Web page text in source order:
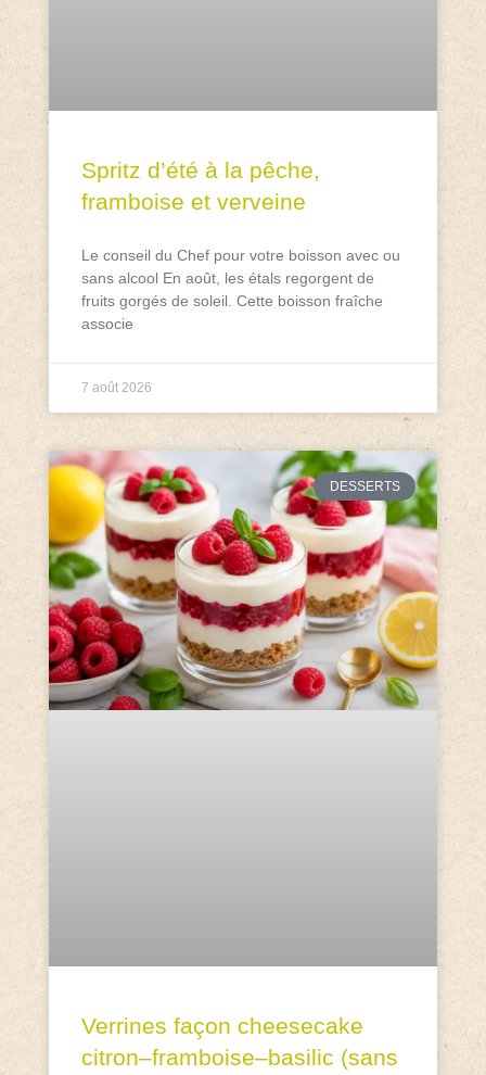
Spritz d’été à la pêche,
framboise et verveine
Le conseil du Chef pour votre boisson avec ou
sans alcool En août, les étals regorgent de
fruits gorgés de soleil. Cette boisson fraîche
associe
7 août 2026
DESSERTS
Verrines façon cheesecake
citron–framboise–basilic (sans